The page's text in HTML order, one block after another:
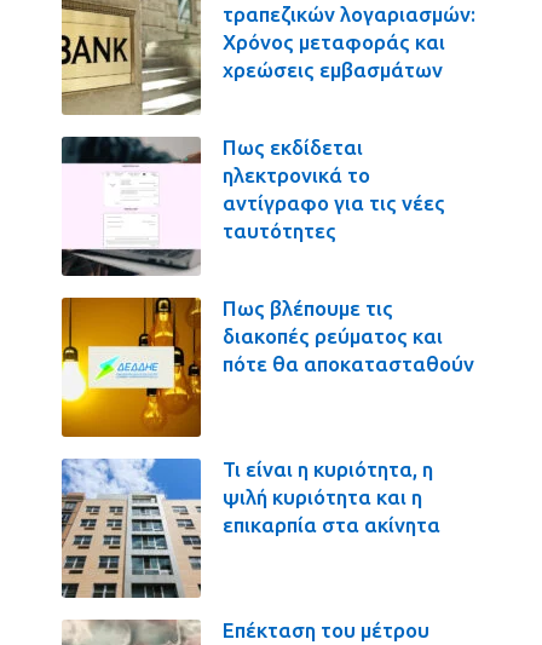
τραπεζικών λογαριασμών:
Χρόνος μεταφοράς και
χρεώσεις εμβασμάτων
Πως εκδίδεται
ηλεκτρονικά το
αντίγραφο για τις νέες
ταυτότητες
Πως βλέπουμε τις
διακοπές ρεύματος και
πότε θα αποκατασταθούν
Τι είναι η κυριότητα, η
ψιλή κυριότητα και η
επικαρπία στα ακίνητα
Επέκταση του μέτρου